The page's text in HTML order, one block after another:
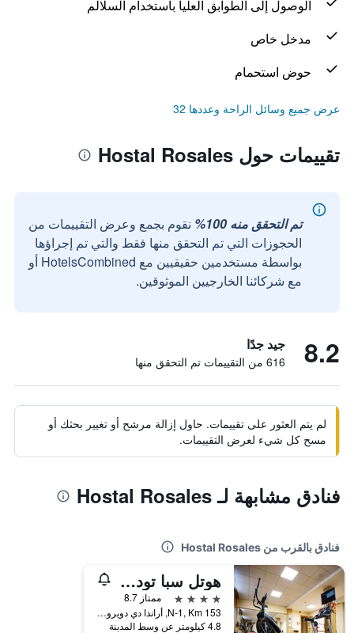
الوصول إلى الطوابق العليا باستخدام السلالم
مدخل خاص
حوض استحمام
عرض جميع وسائل الراحة وعددها 32
تقييمات حول Hostal Rosales
تم التحقق منه 100%
نقوم بجمع وعرض التقييمات من
الحجوزات التي تم التحقق منها فقط والتي تم إجراؤها
بواسطة مستخدمين حقيقيين مع HotelsCombined أو
مع شركائنا الخارجيين الموثوقين.
8.2 جيد جدًا
616 من التقييمات تم التحقق منها
لم يتم العثور على تقييمات. حاول إزالة مرشح أو تغيير بحثك أو
مسح كل شيء لعرض التقييمات.
فنادق مشابهة لـ Hostal Rosales
فنادق بالقرب من Hostal Rosales
هوتل سبا تودانكا أراندا
4 نجوم
ممتاز 8.7
N-1, Km 153, أراندا دي دويرو, مقاطعة برغش, أسبانيا
4.8 كيلومتر عن وسط المدينة